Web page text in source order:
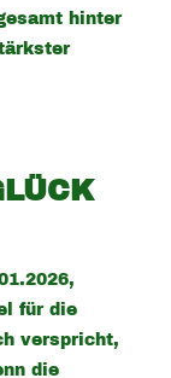
hinter
für die
verspricht,
die